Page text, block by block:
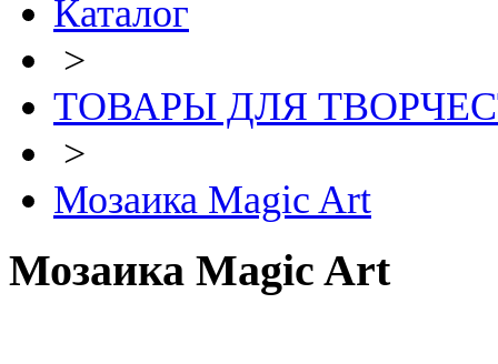
Каталог
>
ТОВАРЫ ДЛЯ
>
Мозаика Magic Art
Мозаика Magic Art